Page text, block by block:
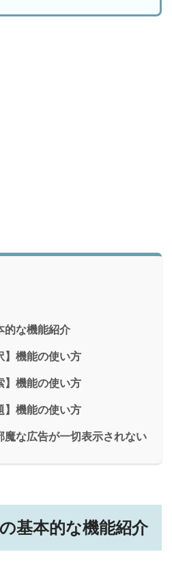
的な機能紹介
】機能の使い方
】機能の使い方
】機能の使い方
な広告が一切表示されない
基本的な機能紹介